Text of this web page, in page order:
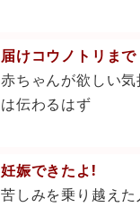
届けコウノトリまで
赤ちゃんが欲しい
は伝わるはず
妊娠できたよ!
苦しみを乗り越え